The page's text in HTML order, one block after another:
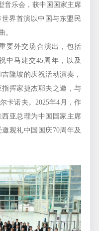
音乐会，获中国国家主席
界首演以中国与东盟民
。
外交场合演出，包括
中马建交45周年，以及
隆坡的庆祝活动演奏，
指挥家捷杰耶夫之邀，与
卡诺夫。2025年4月，作
亚总理为中国国家主席
观礼中国国庆70周年及